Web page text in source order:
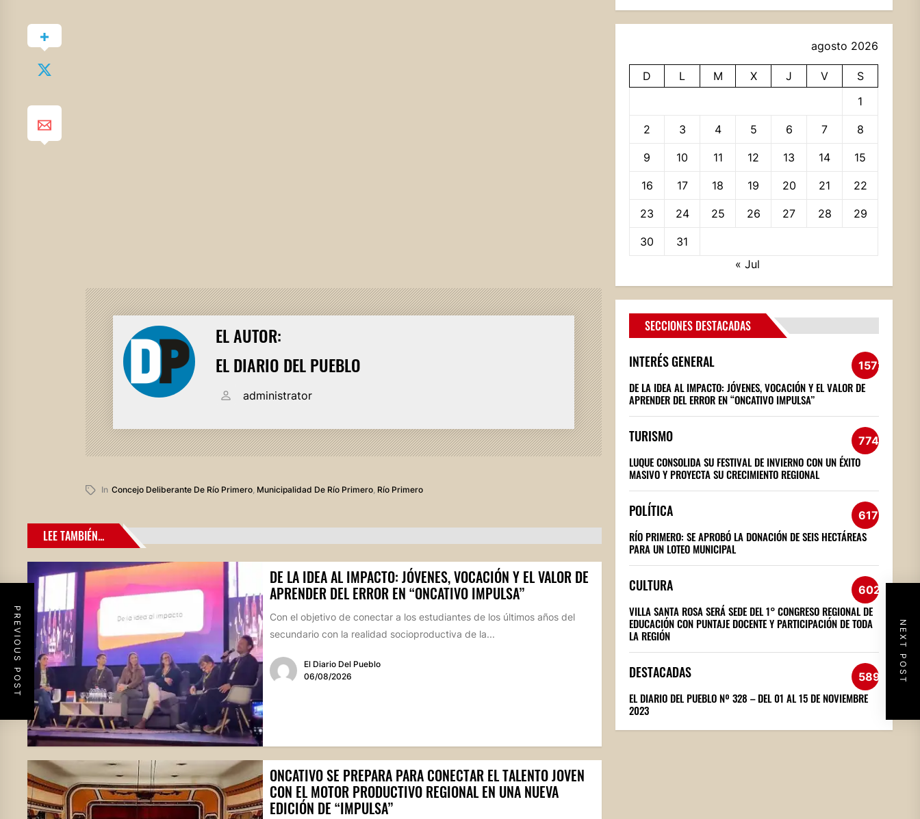
EL AUTOR:
EL DIARIO DEL PUEBLO
administrator
In Concejo Deliberante De Río Primero, Municipalidad De Río Primero, Río Primero
PREVIOUS POST NEXT POST
LEE TAMBIÉN...
DE LA IDEA AL IMPACTO: JÓVENES, VOCACIÓN Y EL VALOR DE
APRENDER DEL ERROR EN “ONCATIVO IMPULSA”
Con el objetivo de conectar a los estudiantes de los últimos años del
secundario con la realidad socioproductiva de la...
El Diario Del Pueblo
06/08/2026
ONCATIVO SE PREPARA PARA CONECTAR EL TALENTO JOVEN
CON EL MOTOR PRODUCTIVO REGIONAL EN UNA NUEVA
EDICIÓN DE “IMPULSA”
agosto 2026
D L M X J V
S
1
2 3 4 5 6 7 8
9 10 11 12 13 14 15
16 17 18 19 20 21 22
23 24 25 26 27 28 29
30
31
« Jul
SECCIONES DESTACADAS
INTERÉS GENERAL 1572
DE LA IDEA AL IMPACTO: JÓVENES, VOCACIÓN Y EL VALOR DE
APRENDER DEL ERROR EN “ONCATIVO IMPULSA”
TURISMO 774
LUQUE CONSOLIDA SU FESTIVAL DE INVIERNO CON UN ÉXITO
MASIVO Y PROYECTA SU CRECIMIENTO REGIONAL
POLÍTICA 617
RÍO PRIMERO: SE APROBÓ LA DONACIÓN DE SEIS HECTÁREAS
PARA UN LOTEO MUNICIPAL
CULTURA 602
VILLA SANTA ROSA SERÁ SEDE DEL 1° CONGRESO REGIONAL DE
EDUCACIÓN CON PUNTAJE DOCENTE Y PARTICIPACIÓN DE TODA
LA REGIÓN
DESTACADAS 589
EL DIARIO DEL PUEBLO Nº 328 – DEL 01 AL 15 DE NOVIEMBRE
2023